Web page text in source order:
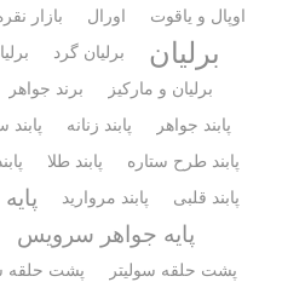
اوپال و یاقوت اورال بازار
برلیان برلیان گرد
برلیان و مارکیز
برند جواهر
پابند جواهر
پابند زنانه پابند
پابند طرح ستاره
پابند طلا
پابند قلبی
پابند مروارید
پایه جواهر سرویس
پشت حلقه سولیتر پشت حلقه